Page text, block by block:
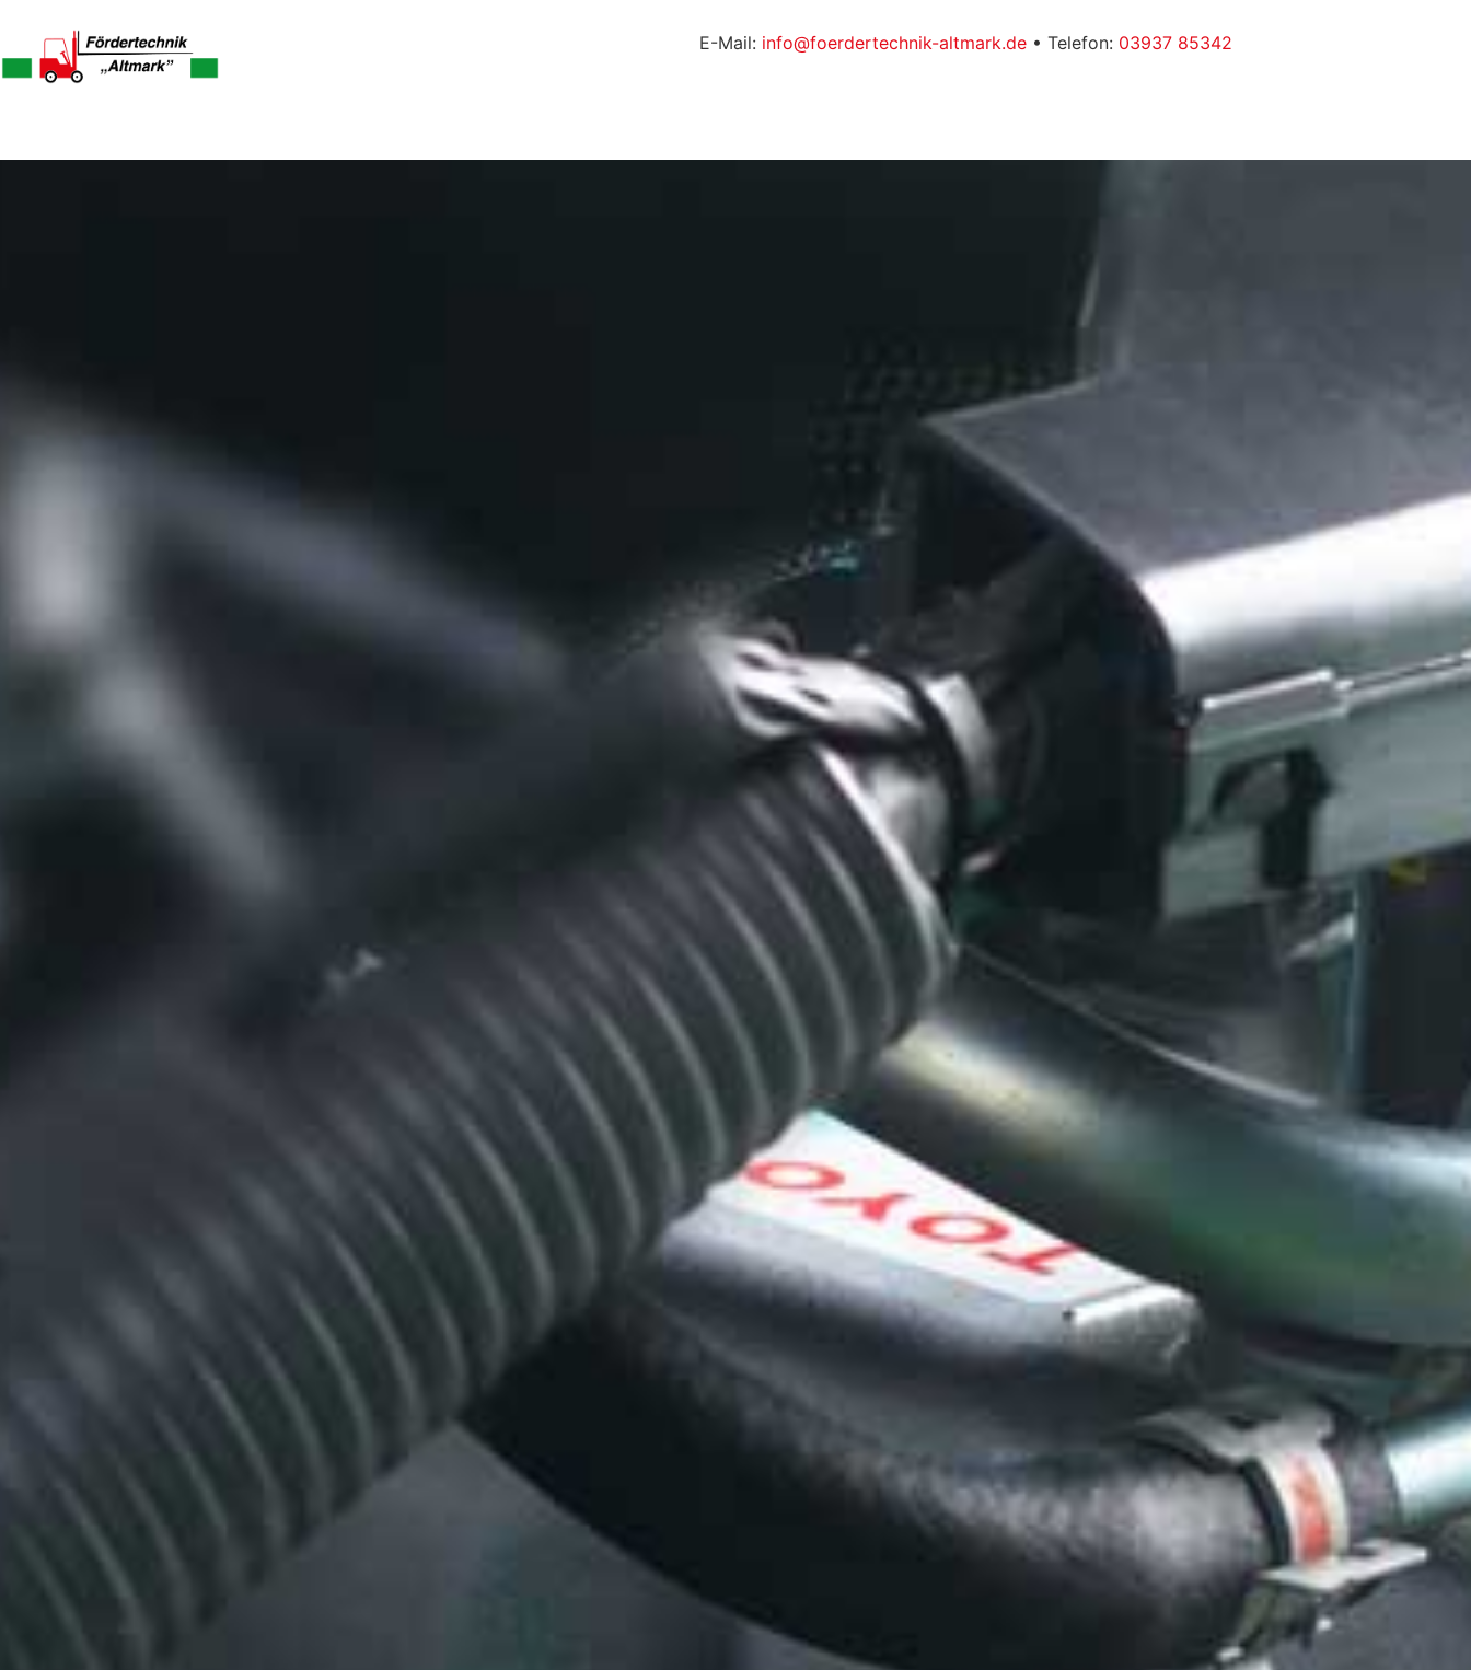
E-Mail: info@foerdertechnik-altmark.de • Telefon: 03937 85342